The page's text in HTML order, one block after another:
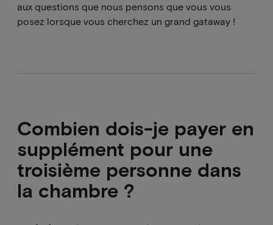
aux questions que nous pensons que vous vous
posez lorsque vous cherchez un grand gataway !
Combien dois-je payer en
supplément pour une
troisième personne dans
la chambre ?